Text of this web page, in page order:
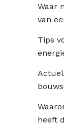
Waar
van
Tips
heeft